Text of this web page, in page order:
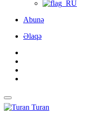
Abunə
Əlaqə
Turan